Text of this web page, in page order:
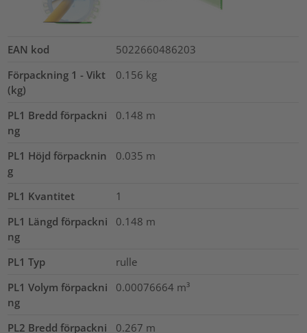
EAN kod
5022660486203
Förpackning 1 - Vikt
(kg)
0.156 kg
PL1 Bredd förpackni
ng
0.148 m
PL1 Höjd förpacknin
g
0.035 m
PL1 Kvantitet
1
PL1 Längd förpackni
ng
0.148 m
PL1 Typ
rulle
PL1 Volym förpackni
ng
0.00076664 m³
PL2 Bredd förpackni
0.267 m